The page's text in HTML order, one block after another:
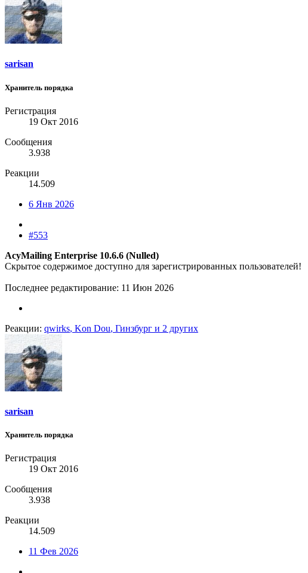
sarisan
Хранитель порядка
Регистрация
19 Окт 2016
Сообщения
3.938
Реакции
14.509
6 Янв 2026
#553
AcyMailing Enterprise 10.6.6 (Nulled)
Скрытое содержимое доступно для зарегистрированных пользователей!
Последнее редактирование: 11 Июн 2026
Реакции: qwirks, Kon Dou, Гинзбург и 2 других
sarisan
Хранитель порядка
Регистрация
19 Окт 2016
Сообщения
3.938
Реакции
14.509
11 Фев 2026